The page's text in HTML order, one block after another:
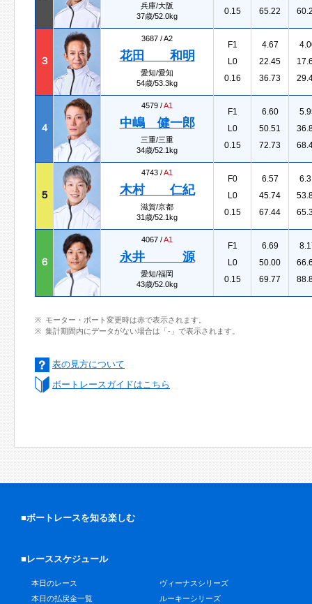
兵庫/大阪
37歳/52.0kg
0.15
65.22
３
3687 /A2
花田 和明
愛知/愛知
54歳/53.3kg
F1
L0
0.16
4.67
22.45
36.73
４
4579 /A1
中嶋 健一郎
三重/三重
34歳/52.1kg
F1
L0
0.15
6.60
50.51
72.73
５
4743 /A1
木村 仁紀
滋賀/京都
31歳/52.1kg
F0
L0
0.15
6.57
45.74
67.44
６
4067 /A1
永井 源
愛知/福岡
43歳/52.0kg
F1
L0
0.15
6.69
50.00
69.77
モーター・ボート変更時は赤で表示されます。
集計期間内にデータがない場合は「-」で表示されます。
表の見方について
ボートレースガイドはこちら
■ボートレースを知る楽しむ
■レーススケジュール
本日のレース
本日の払戻金一覧
ヴィーナスシリーズ
ルーキーシリーズ